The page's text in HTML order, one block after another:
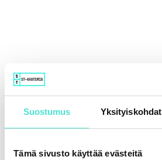
Suostumus Yksityiskohdat
Tämä sivusto käyttää evästeitä